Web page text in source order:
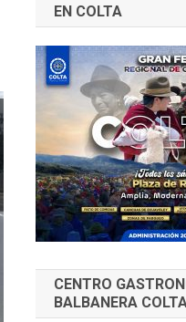
EN COLTA
CENTRO
BALBANERA